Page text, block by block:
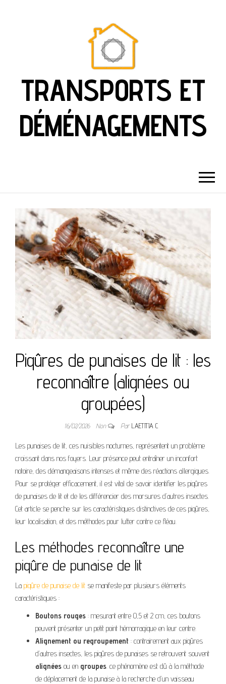
TRANSPORTS ET
DÉMÉNAGEMENTS
Piqûres de punaises de lit : les
reconnaître (alignées ou
groupées)
16/02/2026 Non ParLAETITIA C
Les punaises de lit, ces nuisibles nocturnes, représentent un problème
croissant dans nos foyers. Leur présence peut entraîner un inconfort
notoire, des démangeaisons intenses et même des réactions allergiques.
Pour se protéger efficacement, il est vital de savoir identifier les piqûres
de punaises de lit et de les différencier des morsures d’autres insectes.
Cet article se penche sur les caractéristiques distinctives de ces piqûres,
leur localisation, et des méthodes pour lutter contre ce fléau.
Les méthodes reconnaître une
piqûre de punaise de lit
La piqûre de punaise de lit se manifeste par plusieurs éléments
caractéristiques :
Boutons rouges : mesurant entre 0,5 et 2 cm, ces boutons
peuvent présenter un petit point hémorragique en leur centre.
Alignement ou regroupement : contrairement aux piqûres
d’autres insectes, les piqûres de punaises se retrouvent souvent
alignées ou en groupes . ce phénomène est dû à la méthode
de déplacement de la punaise à la recherche d’un vaisseau